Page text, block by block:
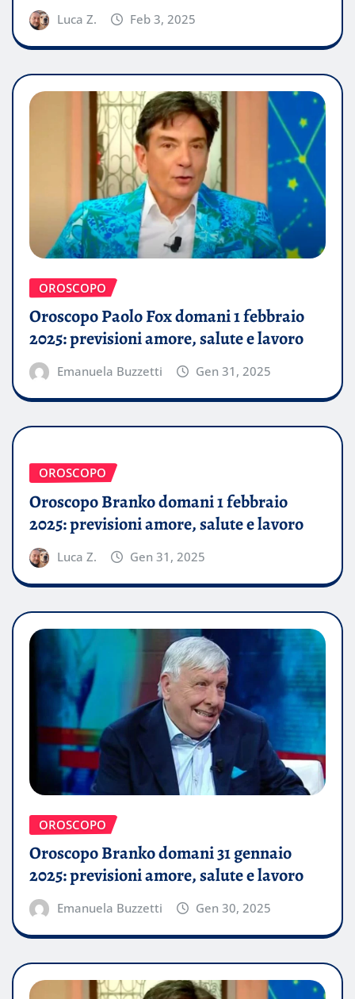
Luca Z. Feb 3, 2025
OROSCOPO
Oroscopo Paolo Fox domani 1 febbraio
2025: previsioni amore, salute e lavoro
Emanuela Buzzetti Gen 31, 2025
OROSCOPO
Oroscopo Branko domani 1 febbraio
2025: previsioni amore, salute e lavoro
Luca Z. Gen 31, 2025
OROSCOPO
Oroscopo Branko domani 31 gennaio
2025: previsioni amore, salute e lavoro
Emanuela Buzzetti Gen 30, 2025